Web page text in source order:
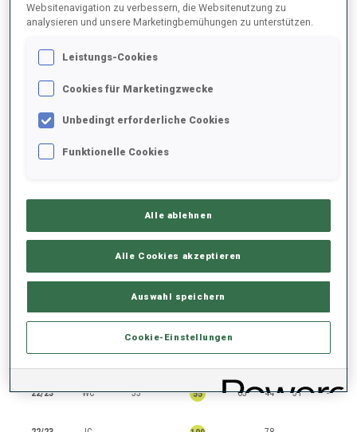
25/26 PU WC OTEPAA 4 0 0 1
RANKINGS
25/26 WC 604 13 25 15 11 4
24/25 WC 455 17 32 13 13 21
23/24 WC 216 31 27 29 27 36
22/23 WC 55 55 63 44 51 -
Websitenavigation zu verbessern, die Websitenutzung zu
analysieren und unsere Marketingbemühungen zu unterstützen.
Leistungs-Cookies
Cookies für Marketingzwecke
Unbedingt erforderliche Cookies
Funktionelle Cookies
Alle ablehnen
Alle Cookies akzeptieren
Auswahl speichern
Cookie-Einstellungen